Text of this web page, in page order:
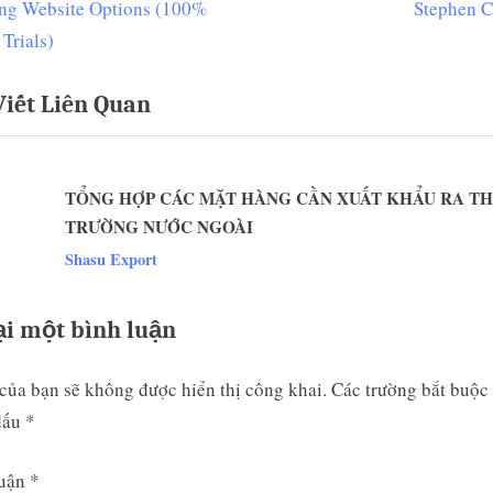
Website Options (100%
Trials)
o
t
Stephen
Liên Quan
TỔNG HỢP CÁC MẶT HÀNG CẦN XUẤT KHẨU RA
TRƯỜNG NƯỚC NGOÀI
Shasu Export
một bình luận
bạn sẽ không được hiển thị công khai. Các trường bắt
*
*